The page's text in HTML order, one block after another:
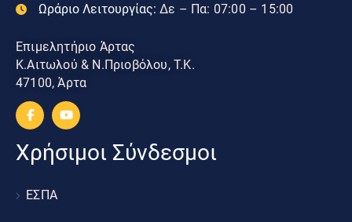
Ωράριο Λειτουργίας: Δε – Πα: 07:00 – 15:00
Επιμελητήριο Άρτας
Κ.Αιτωλού & Ν.Πριοβόλου, Τ.Κ.
47100, Άρτα
Χρήσιμοι Σύνδεσμοι
ΕΣΠΑ